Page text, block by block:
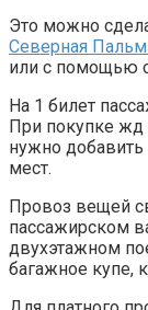
Это можно
Северная
или с помощью
На 1 билет
При покупке жд
нужно
мест.
Провоз вещей
пассажирском
двухэтажном
багажное купе,